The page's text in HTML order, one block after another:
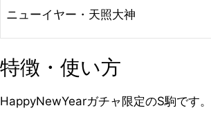
ニューイヤー・天照大神
特徴・使い方
HappyNewYearガチャ限定のS駒です。